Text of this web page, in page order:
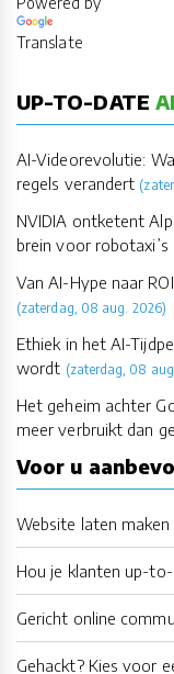
Translate
UP-TO-DATE AI
AI-Videorevolutie:
regels verandert
NVIDIA ontketent
brein voor robotaxi’s
Van AI-Hype naar
(zaterdag, 08 aug. 2026)
Ethiek in het AI-
wordt (zaterdag, 08
Het geheim achter
meer verbruikt dan
Voor u
Website laten maken
Hou je klanten up-
Gericht online
Gehackt? Kies voor